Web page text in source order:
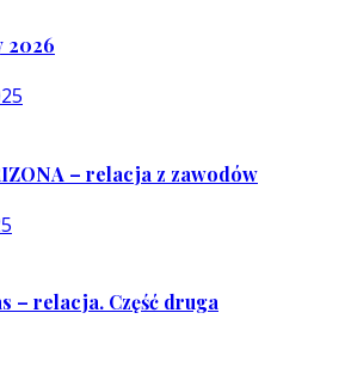
2026
– relacja z zawodów
– relacja. Część druga